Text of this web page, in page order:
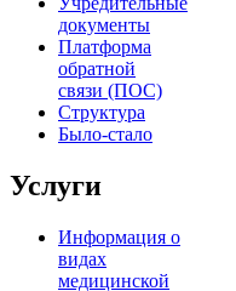
документы
Платформа
обратной
связи (ПОС)
Структура
Было-стало
Услуги
Информация о
видах
медицинской